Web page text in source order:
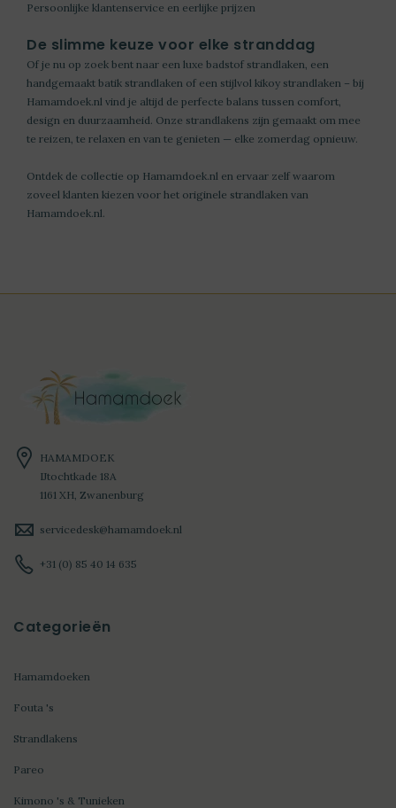
Persoonlijke klantenservice en eerlijke prijzen
De slimme keuze voor elke stranddag
Of je nu op zoek bent naar een luxe badstof strandlaken, een
handgemaakt batik strandlaken of een stijlvol kikoy strandlaken – bij
Hamamdoek.nl vind je altijd de perfecte balans tussen comfort,
design en duurzaamheid. Onze strandlakens zijn gemaakt om mee
te reizen, te relaxen en van te genieten — elke zomerdag opnieuw.
Ontdek de collectie op Hamamdoek.nl en ervaar zelf waarom
zoveel klanten kiezen voor het originele strandlaken van
Hamamdoek.nl.
HAMAMDOEK
IJtochtkade 18A
1161 XH, Zwanenburg
servicedesk@hamamdoek.nl
+31 (0) 85 40 14 635
Categorieën
Hamamdoeken
Fouta 's
Strandlakens
Pareo
Kimono 's & Tunieken